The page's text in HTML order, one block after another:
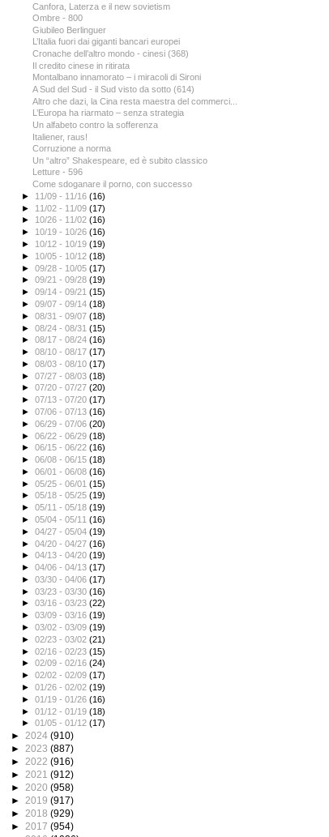
Canfora, Laterza e il new sovietism
Ombre - 800
Giubileo Berlinguer
L’Italia fuori dai giganti bancari europei
Cronache dell’altro mondo - cinesi (368)
Il credito cinese in ritirata
Montalbano innamorato – i miracoli di Sironi
A Sud del Sud - il Sud visto da sotto (614)
Altro che dazi, la Cina resta maestra del commerci...
L’Europa ha riarmato – senza strategia
Un alfabeto contro la sofferenza
Italiener, raus!
Corruzione a norma
Un “altro” Shakespeare, ed è subito classico
Letture - 596
Come sdoganare il porno, con successo
► 11/09 - 11/16(16)
► 11/02 - 11/09(17)
► 10/26 - 11/02(16)
► 10/19 - 10/26(16)
► 10/12 - 10/19(19)
► 10/05 - 10/12(18)
►09/28 - 10/05(17)
►09/21 - 09/28(19)
►09/14 - 09/21(15)
►09/07 - 09/14(18)
►08/31 - 09/07(18)
►08/24 - 08/31(15)
►08/17 - 08/24(16)
►08/10 - 08/17(17)
►08/03 - 08/10(17)
►07/27 - 08/03(18)
►07/20 - 07/27(20)
►07/13 - 07/20(17)
►07/06 - 07/13(16)
►06/29 - 07/06(20)
►06/22 - 06/29(18)
►06/15 - 06/22(16)
►06/08 - 06/15(18)
►06/01 - 06/08(16)
►05/25 - 06/01(15)
►05/18 - 05/25(19)
►05/11 - 05/18(19)
►05/04 - 05/11(16)
►04/27 - 05/04(19)
►04/20 - 04/27(16)
►04/13 - 04/20(19)
►04/06 - 04/13(17)
►03/30 - 04/06(17)
►03/23 - 03/30(16)
►03/16 - 03/23(22)
►03/09 - 03/16(19)
►03/02 - 03/09(19)
►02/23 - 03/02(21)
►02/16 - 02/23(15)
►02/09 - 02/16(24)
►02/02 - 02/09(17)
►01/26 - 02/02(19)
►01/19 - 01/26(16)
►01/12 - 01/19(18)
►01/05 - 01/12(17)
► 2024 (910)
► 2023 (887)
► 2022 (916)
► 2021 (912)
► 2020 (958)
► 2019 (917)
► 2018 (929)
► 2017 (954)